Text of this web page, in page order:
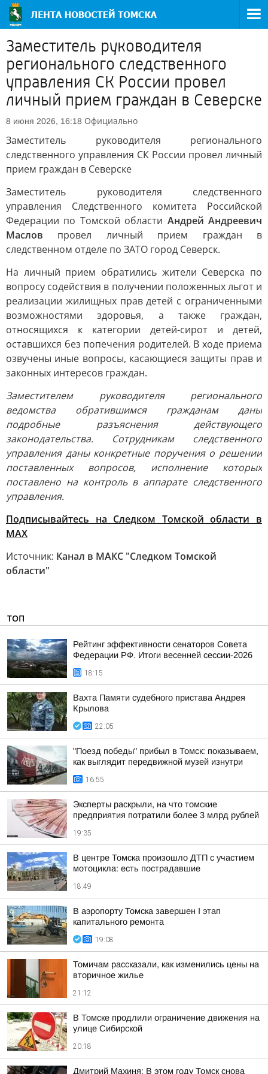
Заместитель руководителя
регионального следственного
управления СК России провел
личный прием граждан в Северске
8 июня 2026, 16:18 Официально
Заместитель руководителя регионального
следственного управления СК России провел личный
прием граждан в Северске
Заместитель руководителя следственного
управления Следственного комитета Российской
Федерации по Томской области Андрей Андреевич
Маслов провел личный прием граждан в
следственном отделе по ЗАТО город Северск.
На личный прием обратились жители Северска по
вопросу содействия в получении положенных льгот и
реализации жилищных прав детей с ограниченными
возможностями здоровья, а также граждан,
относящихся к категории детей-сирот и детей,
оставшихся без попечения родителей. В ходе приема
озвучены иные вопросы, касающиеся защиты прав и
законных интересов граждан.
Заместителем руководителя регионального
ведомства обратившимся гражданам даны
подробные разъяснения действующего
законодательства. Сотрудникам следственного
управления даны конкретные поручения о решении
поставленных вопросов, исполнение которых
поставлено на контроль в аппарате следственного
управления.
Подписывайтесь на Следком Томской области в
МАХ
Источник: Канал в МАКС "Следком Томской
области"
ТОП
Рейтинг эффективности сенаторов Совета
Федерации РФ. Итоги весенней сессии-2026
18:15
Вахта Памяти судебного пристава Андрея
Крылова
22:05
"Поезд победы" прибыл в Томск: показываем,
как выглядит передвижной музей изнутри
16:55
Эксперты раскрыли, на что томские
предприятия потратили более 3 млрд рублей
19:35
В центре Томска произошло ДТП с участием
мотоцикла: есть пострадавшие
18:49
В аэропорту Томска завершен I этап
капитального ремонта
19:08
Томичам рассказали, как изменились цены на
вторичное жилье
21:12
В Томске продлили ограничение движения на
улице Сибирской
20:18
Дмитрий Махиня: В этом году Томск снова